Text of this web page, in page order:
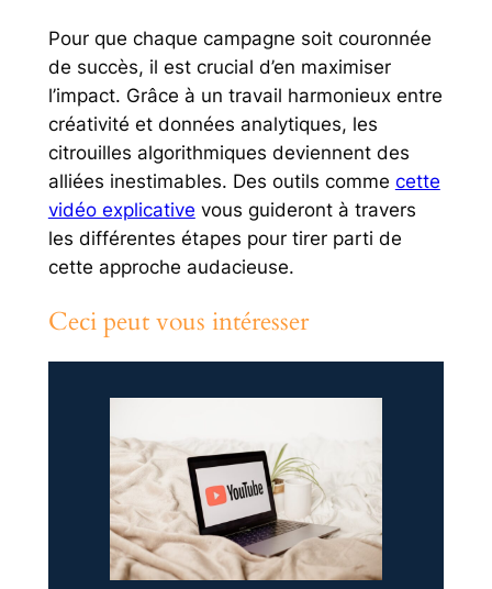
Pour que chaque campagne soit couronnée
de succès, il est crucial d’en maximiser
l’impact. Grâce à un travail harmonieux entre
créativité et données analytiques, les
citrouilles algorithmiques deviennent des
alliées inestimables. Des outils comme cette
vidéo explicative vous guideront à travers
les différentes étapes pour tirer parti de
cette approche audacieuse.
Ceci peut vous intéresser